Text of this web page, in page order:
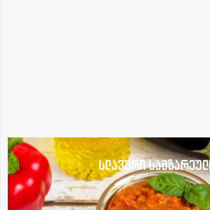
სლავური